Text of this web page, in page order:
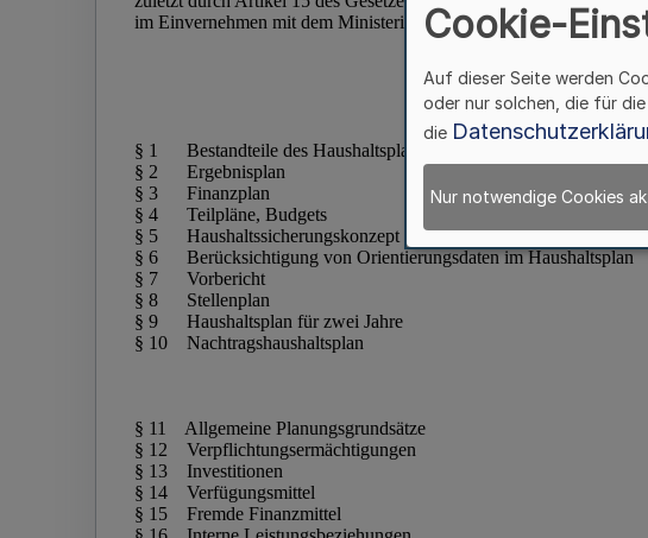
Cookie-
Auf dieser Seite werden
oder nur solchen, die für
die
Nur notwendige Cookies